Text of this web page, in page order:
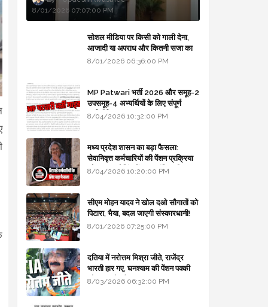
8/01/2026 07:07:00 PM
सोशल मीडिया पर किसी को गाली देना,
आजादी या अपराध और कितनी सजा का
प्रावधान - free legal advice
8/01/2026 06:36:00 PM
MP Patwari भर्ती 2026 और समूह-2
उपसमूह-4 अभ्यर्थियों के लिए संपूर्ण
मार्गदर्शिका
8/04/2026 10:32:00 PM
मध्य प्रदेश शासन का बड़ा फैसला:
सेवानिवृत्त कर्मचारियों की पेंशन प्रक्रिया
और बजट कोडिंग में हुए क्रांतिकारी
8/04/2026 10:20:00 PM
सीएम मोहन यादव ने खोल दओ सौगातों को
पिटारा, भैया, बदल जाएगी संस्कारधानी!
8/01/2026 07:25:00 PM
दतिया में नरोत्तम मिश्रा जीते, राजेंद्र
भारती हार गए, घनश्याम की पेंशन पक्की
और आशुतोष बैक टू...
8/03/2026 06:32:00 PM